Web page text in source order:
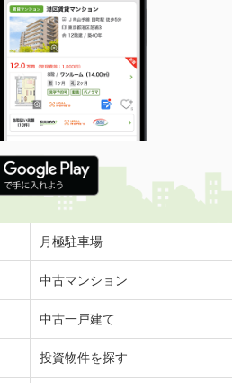
月極駐車場
中古マンション
中古一戸建て
投資物件を探す